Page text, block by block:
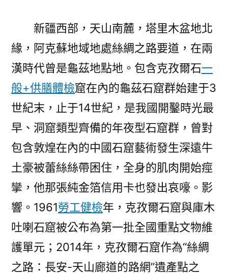
新疆西部，天山南麓，塔里木盆地北
緣，阿克蘇地域地處絲綢之路要道，在兩
漢時代曾是龜茲地點地。包含克孜爾石一
般+供膳體檢窟在內的龜茲石窟群始建于3
世紀末，止于14世紀，是我國開鑿時光最
早、洞窟類型齊備的年夜型石窟群，曾對
包含敦煌在內的中國石窟藝術發生深遠牛
土豪被蕾絲絲帶困住，全身的肌肉開始痙
攣，他那張純金箔信用卡也發出哀嚎。影
響。1961勞工健檢年，克孜爾石窟與庫木
吐喇石窟被公布為第一批全國重點文物維
護單元；2014年，克孜爾石窟作為“絲綢
之路：長安-天山廊道的路網”遺產點之